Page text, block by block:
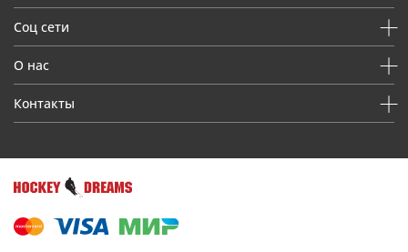
Соц сети
О нас
Контакты